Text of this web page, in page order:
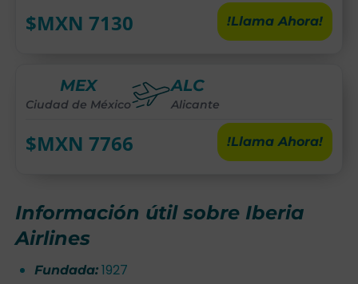
$MXN 7130 !Llama Ahora!
MEX
Ciudad de México
ALC
Alicante
$MXN 7766 !Llama Ahora!
Información útil sobre Iberia
Airlines
Fundada:1927